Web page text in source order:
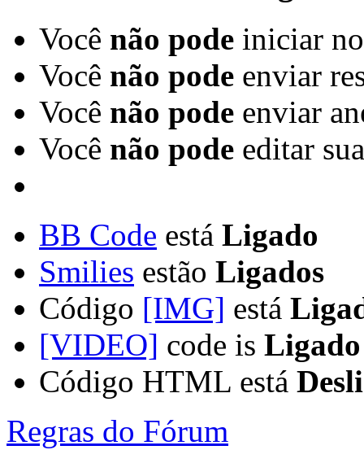
Você não pode iniciar
Você não pode enviar
Você não pode enviar
Você não pode editar
BB Code está Ligado
Smilies estão Ligados
Código [IMG] está
[VIDEO] code is Ligado
Código HTML está
Regras do Fórum